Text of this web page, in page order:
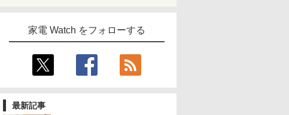
家電 Watch をフォローする
最新記事